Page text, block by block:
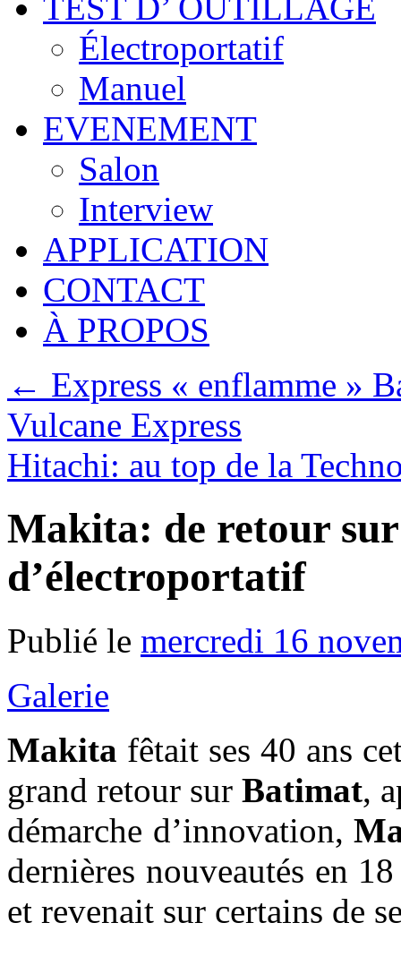
Électroportatif
Manuel
EVENEMENT
Salon
Interview
APPLICATION
CONTACT
À PROPOS
← Express « enflamme »
Vulcane Express
Hitachi: au top de la
Makita: de retour
d’électroportatif
Publié le mercredi 16
Galerie
Makita fêtait ses 40 ans
grand retour sur Batimat,
démarche d’innovation,
dernières nouveautés en
et revenait sur certains de